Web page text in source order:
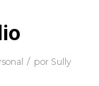
/ por Sully